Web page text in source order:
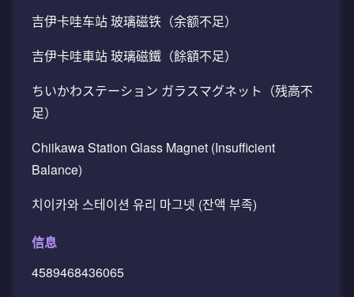
吉伊卡哇车站 玻璃磁铁（余额不足）
吉伊卡哇車站 玻璃磁鐵（餘額不足）
ちいかわステーション ガラスマグネット（残高不
足）
Chiikawa Station Glass Magnet (Insufficient
Balance)
치이카와 스테이션 유리 마그넷 (잔액 부족)
信息
4589468436065